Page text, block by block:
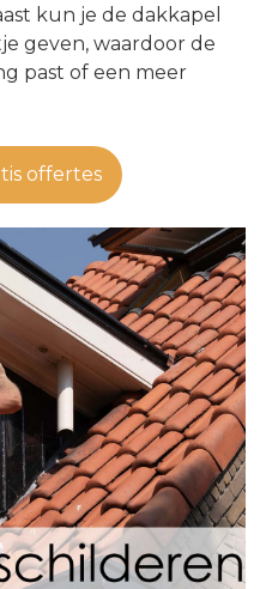
kun je de dakkapel
geven, waardoor de
past of een meer
offertes